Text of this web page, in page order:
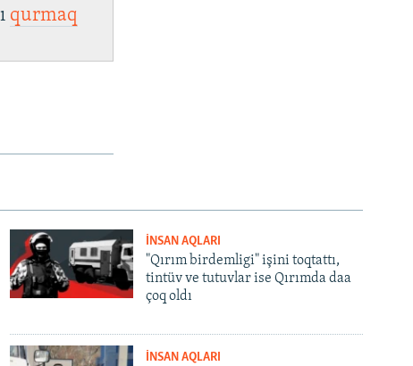
qurmaq
İNSAN AQLARI
"Qırım birdemligi" işini toqtattı,
tintüv ve tutuvlar ise Qırımda daa
çoq oldı
İNSAN AQLARI